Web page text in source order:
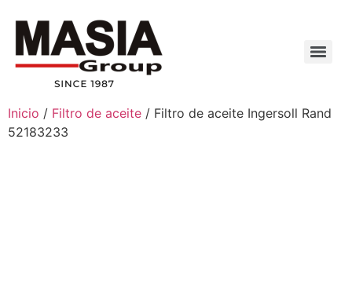
Inicio / Filtro de aceite / Filtro de aceite Ingersoll Rand
52183233